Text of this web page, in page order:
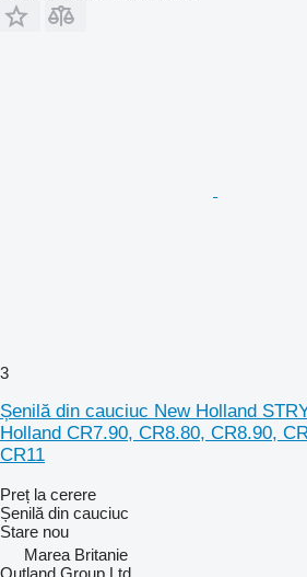
3
Șenilă din cauciuc New Holland
Holland CR7.90, CR8.80, CR8.90,
CR11
Preț la cerere
Șenilă din cauciuc
Stare nou
Marea Britanie
Outland Group Ltd